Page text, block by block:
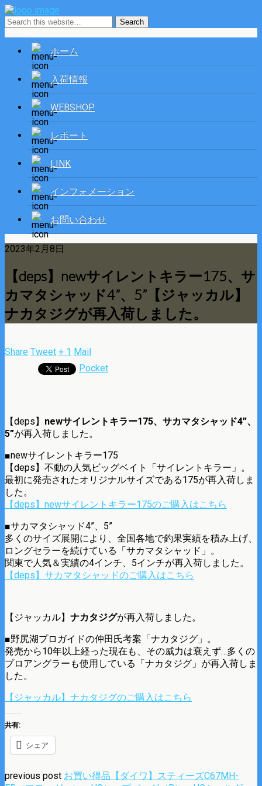
ホーム
入荷情報
WEBSHOP
レポート
LINK
インフォメーション
お問い合わせ
2023年2月8日
【deps】newサイレントキラー175、サ
カマタシャッド4”、5”【ジャッカル】
ナカタジグが再入荷しました。
Share Tweet + 1 Mail
Pocket
【deps】 newサイレントキラー175、サカマタシャッド4”、
5”が再入荷しました。
■newサイレントキラー175
【deps】不動の人気ビッグベイト「サイレントキラー」。
最初に発売されたオリジナルサイズである175が再入荷しま
した。
【deps】newサイレントキラー175のご購入はこちら
■サカマタシャッド4”、5”
多くのサイズ展開により、全国各地で釣果実績を積み上げ、
ロングセラーを続けている「サカマタシャッド」。
関東で人気＆実績の4インチ、5インチが再入荷しました。
【deps】サカマタシャッドのご購入はこちら
【ジャッカル】 ナカタジグが再入荷しました。
■野尻湖プロガイドの仲田氏考案「ナカタジグ」。
発売から10年以上経った現在も、その威力は衰えず…多くの
プロアングラーも使用している「ナカタジグ」が再入荷しま
した。
【ジャッカル】ナカタジグのご購入はこちら
共有:
シェア
previous post お買い得品【ダイワ】スティーズC67MH-